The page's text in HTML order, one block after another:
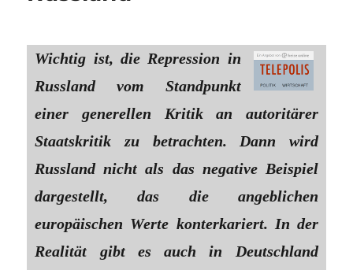
Wichtig ist, die Repression in
Russland vom Standpunkt
einer generellen Kritik an autoritärer
Staatskritik zu betrachten. Dann wird
Russland nicht als das negative Beispiel
dargestellt, das die angeblichen
europäischen Werte konterkariert. In der
Realität gibt es auch in Deutschland